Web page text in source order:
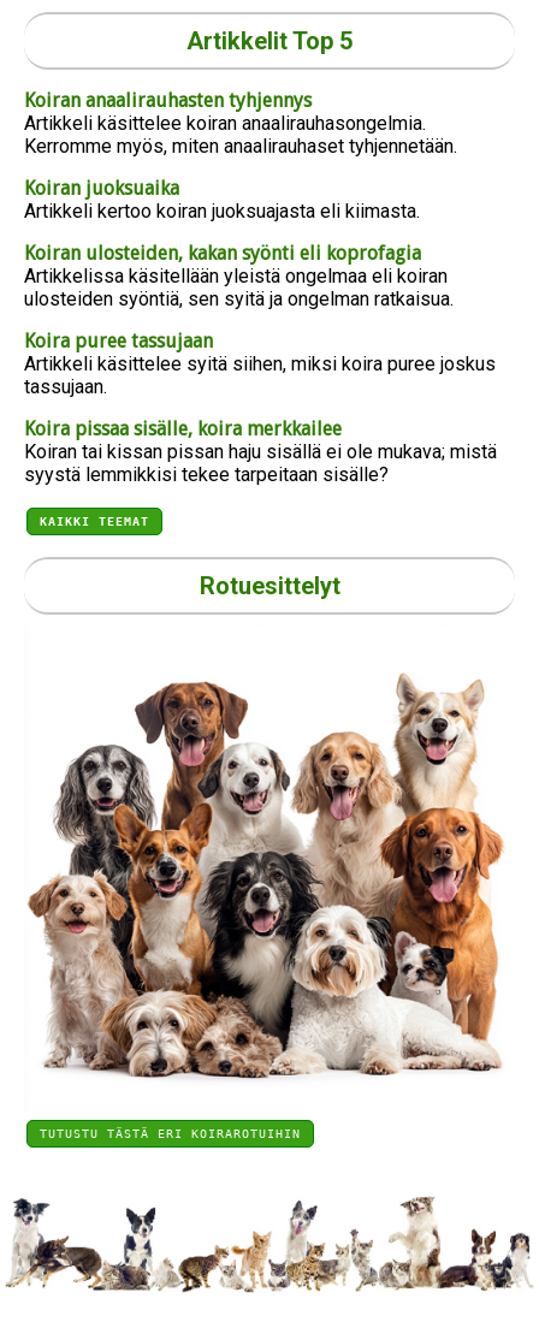
pohjavillaharjanpuoleen hintaan(vain
4.75 euroa) ostosi yhteydessä?
Artikkelit Top 5
Koiran anaalirauhasten tyhjennys
Artikkeli käsittelee koiran anaalirauhasongelmia.
Kerromme myös, miten anaalirauhaset tyhjennetään.
Koiran juoksuaika
Artikkeli kertoo koiran juoksuajasta eli kiimasta.
Koiran ulosteiden, kakan syönti eli koprofagia
Artikkelissa käsitellään yleistä ongelmaa eli koiran
ulosteiden syöntiä, sen syitä ja ongelman ratkaisua.
Koira puree tassujaan
Artikkeli käsittelee syitä siihen, miksi koira puree joskus
tassujaan.
Koira pissaa sisälle, koira merkkailee
Koiran tai kissan pissan haju sisällä ei ole mukava; mistä
syystä lemmikkisi tekee tarpeitaan sisälle?
KAIKKI TEEMAT
Rotuesittelyt
TUTUSTU TÄSTÄ ERI KOIRAROTUIHIN